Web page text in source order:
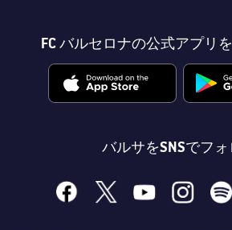
FC バルセロナの公式アプリ
バルサをSNSでフ
facebook
x youtubeinstagram